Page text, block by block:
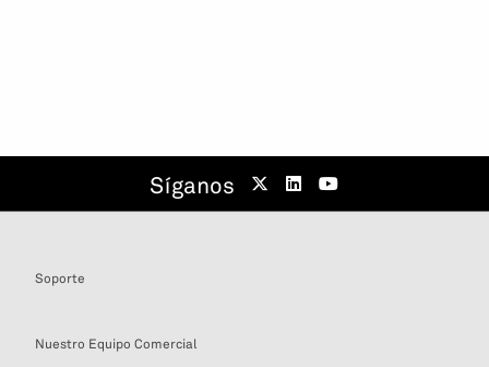
Síganos
Soporte
Nuestro Equipo Comercial